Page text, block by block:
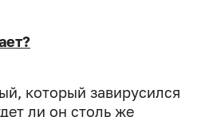
который завирусился
ли он столь же